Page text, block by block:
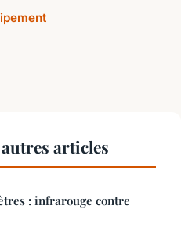
articles
: infrarouge contre